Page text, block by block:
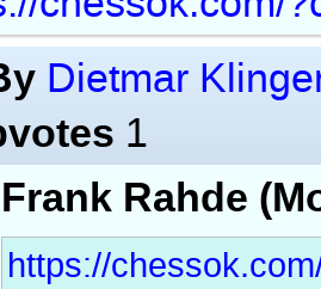
Dietmar
1
Frank Rahde
https://